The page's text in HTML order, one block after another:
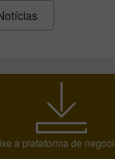
a plataforma de